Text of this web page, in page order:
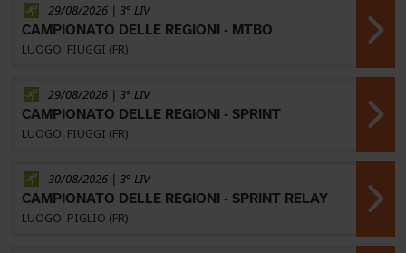
29/08/2026 | 3° LIV
CAMPIONATO DELLE REGIONI - MTBO
LUOGO: FIUGGI (FR)
29/08/2026 | 3° LIV
CAMPIONATO DELLE REGIONI - SPRINT
LUOGO: FIUGGI (FR)
30/08/2026 | 3° LIV
CAMPIONATO DELLE REGIONI - SPRINT RELAY
LUOGO: PIGLIO (FR)